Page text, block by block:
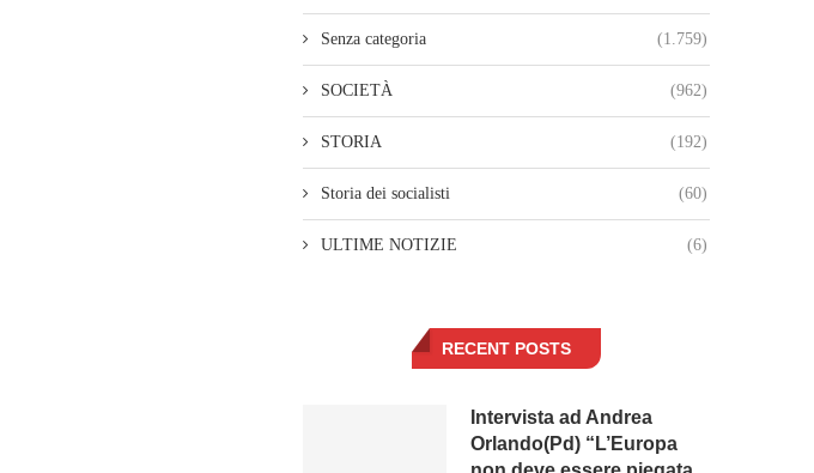
Senza categoria (1.759)
SOCIETÀ (962)
STORIA (192)
Storia dei socialisti (60)
ULTIME NOTIZIE (6)
RECENT POSTS
Intervista ad Andrea
Orlando(Pd) “L’Europa